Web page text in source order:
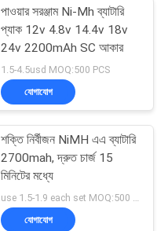
পাওয়ার সরঞ্জাম Ni-Mh ব্যাটারি
প্যাক 12v 4.8v 14.4v 18v
24v 2200mAh SC আকার
1.5-4.5usd MOQ:500 PCS
যোগাযোগ
শক্তি নির্বীজন NiMH এএ ব্যাটারি
2700mah, দ্রুত চার্জ 15
মিনিটের মধ্যে
যোগাযোগ